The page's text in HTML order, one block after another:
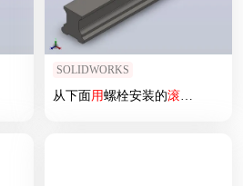
SNS[SNS R1607 104 31 116mm]
SOLIDWORKS
从下面用螺栓安装的滚珠